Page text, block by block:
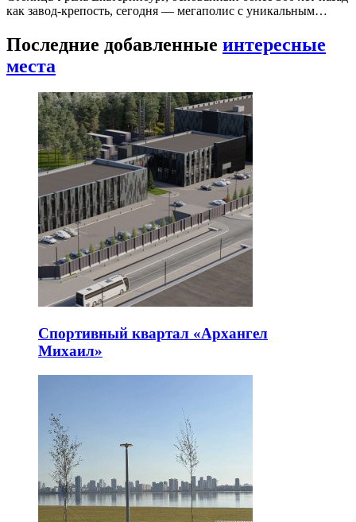
как завод-крепость, сегодня — мегаполис с уникальным…
Последние добавленные интересные
места
Спортивный квартал «Архангел
Михаил»